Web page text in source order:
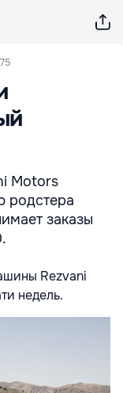
Motors
родстера
заказы
Rezvani
недель.